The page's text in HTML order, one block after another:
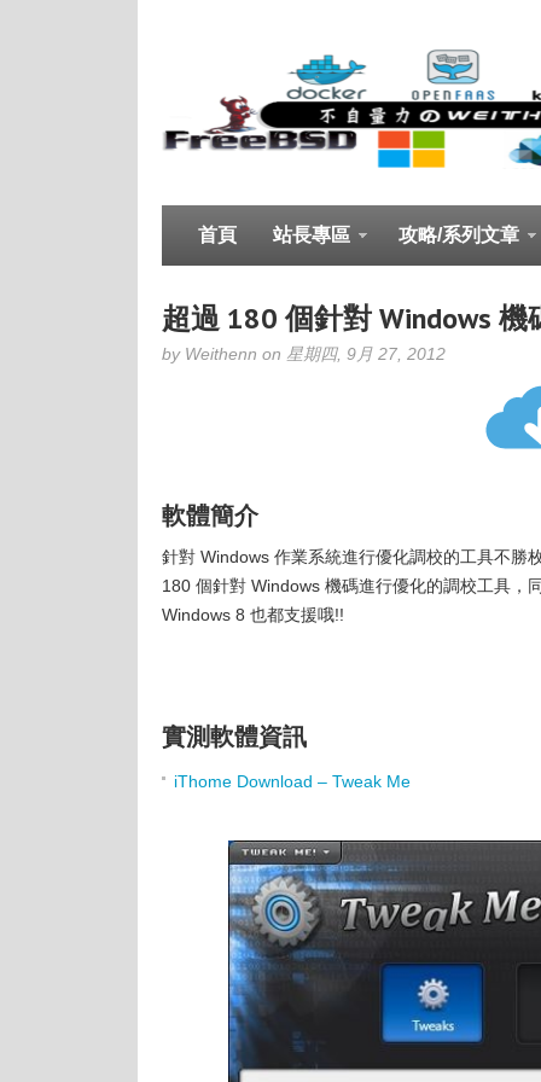
首頁 站長專區 攻略/系列文章
超過 180 個針對 Windows
by Weithenn on 星期四, 9月 27, 2012
軟體簡介
針對 Windows 作業系統進行優化調校的工具不勝
180 個針對 Windows 機碼進行優化的調校工具，
Windows 8 也都支援哦!!
實測軟體資訊
iThome Download – Tweak Me